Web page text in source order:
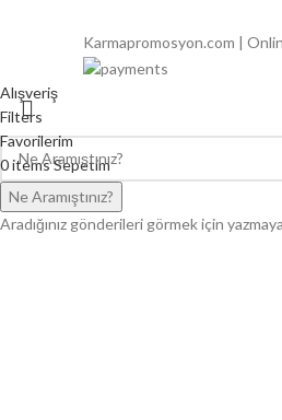
Karmapromosyon.com |
Ne Aramıştınız?
Aradığınız gönderileri görmek için
Alışveriş
Filters
Favorilerim
0itemsSepetim
Hesabım